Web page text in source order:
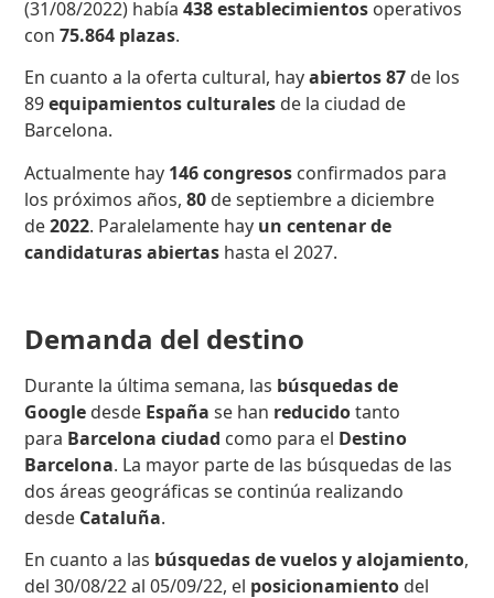
(31/08/2022) había438 establecimientos operativos
con75.864 plazas.
En cuanto a la oferta cultural, hayabiertos 87 de los
89equipamientos culturales de la ciudad de
Barcelona.
Actualmente hay 146 congresos confirmados para
los próximos años,80 de septiembre a diciembre
de2022. Paralelamente hay un centenar de
candidaturas abiertas hasta el 2027.
Demanda del destino
Durante la última semana, las búsquedas de
Google desde España se han reducidotanto
para Barcelona ciudad como para el Destino
Barcelona. La mayor parte de las búsquedas de las
dos áreas geográficas se continúa realizando
desde Cataluña.
En cuanto a las búsquedas de vuelos y alojamiento,
del 30/08/22 al 05/09/22, el posicionamiento del